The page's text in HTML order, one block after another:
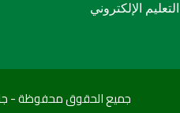
الإلكتروني
جميع الحقوق محفوظة -